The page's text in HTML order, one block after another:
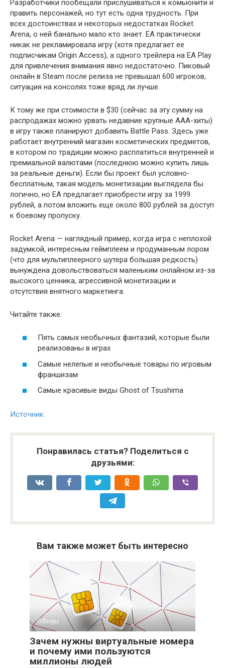
Разработчики пообещали прислушиваться к комьюнити и
править персонажей, но тут есть одна трудность. При
всех достоинствах и некоторых недостатках Rocket
Arena, о ней банально мало кто знает. EA практически
никак не рекламировала игру (хотя предлагает ее
подписчикам Origin Access), а одного трейлера на EA Play
для привлечения внимания явно недостаточно. Пиковый
онлайн в Steam после релиза не превышал 600 игроков,
ситуация на консолях тоже вряд ли лучше.
К тому же при стоимости в $30 (сейчас за эту сумму на
распродажах можно урвать недавние крупные AAA-хиты)
в игру также планируют добавить Battle Pass. Здесь уже
работает внутренний магазин косметических предметов,
в котором по традиции можно расплатиться внутренней и
премиальной валютами (последнюю можно купить лишь
за реальные деньги). Если бы проект был условно-
бесплатным, такая модель монетизации выглядела бы
логично, но EA предлагает приобрести игру за 1999
рублей, а потом вложить еще около 800 рублей за доступ
к боевому пропуску.
Rocket Arena — наглядный пример, когда игра с неплохой
задумкой, интересным геймплеем и продуманным лором
(что для мультиплеерного шутера большая редкость)
вынуждена довольствоваться маленьким онлайном из-за
высокого ценника, агрессивной монетизации и
отсутствия внятного маркетинга.
Читайте также:
Пять самых необычных фантазий, которые были
реализованы в играх
Самые нелепые и необычные товары по игровым
франшизам
Самые красивые виды Ghost of Tsushima
Источник
Понравилась статья? Поделиться с
друзьями:
Вам также может быть интересно
Обзоры
Зачем нужны виртуальные номера
и почему ими пользуются
миллионы людей